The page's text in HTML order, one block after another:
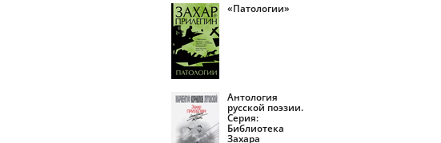
«Патологии»
Антология
русской поэзии.
Серия:
Библиотека
Захара